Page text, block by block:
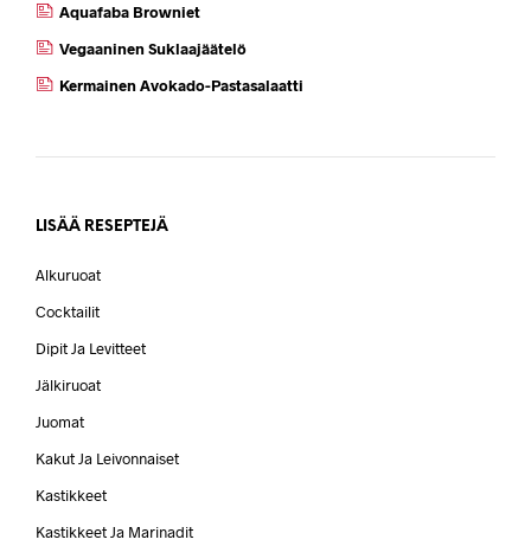
Aquafaba Browniet
Vegaaninen Suklaajäätelö
Kermainen Avokado-Pastasalaatti
LISÄÄ RESEPTEJÄ
Alkuruoat
Cocktailit
Dipit Ja Levitteet
Jälkiruoat
Juomat
Kakut Ja Leivonnaiset
Kastikkeet
Kastikkeet Ja Marinadit